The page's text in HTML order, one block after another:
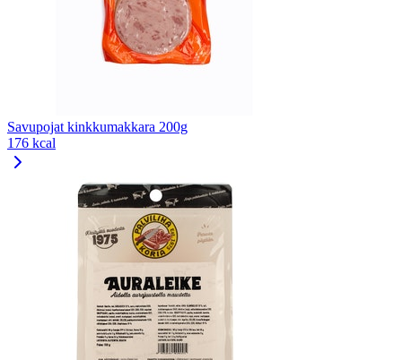
Savupojat kinkkumakkara 200g
176 kcal